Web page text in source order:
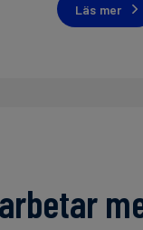
Läs mer